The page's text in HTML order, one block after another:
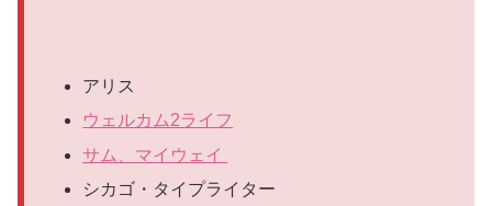
アリス
ウェルカム2ライフ
サム、マイウェイ
シカゴ・タイプライター